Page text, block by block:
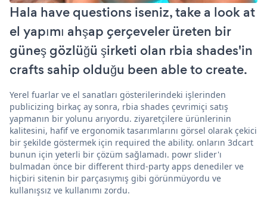
Hala have questions iseniz, take a look at
el yapımı ahşap çerçeveler üreten bir
güneş gözlüğü şirketi olan rbia shades'in
crafts sahip olduğu been able to create.
Yerel fuarlar ve el sanatları gösterilerindeki işlerinden
publicizing birkaç ay sonra, rbia shades çevrimiçi satış
yapmanın bir yolunu arıyordu. ziyaretçilere ürünlerinin
kalitesini, hafif ve ergonomik tasarımlarını görsel olarak çekici
bir şekilde göstermek için required the ability. onların 3dcart
bunun için yeterli bir çözüm sağlamadı. powr slider'ı
bulmadan önce bir different third-party apps denediler ve
hiçbiri sitenin bir parçasıymış gibi görünmüyordu ve
kullanışsız ve kullanımı zordu.